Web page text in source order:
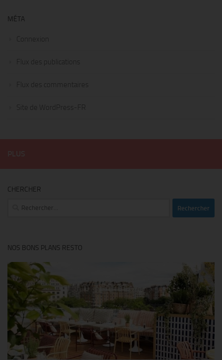
MÉTA
Connexion
Flux des publications
Flux des commentaires
Site de WordPress-FR
CHERCHER
Rechercher :
NOS BONS PLANS RESTO